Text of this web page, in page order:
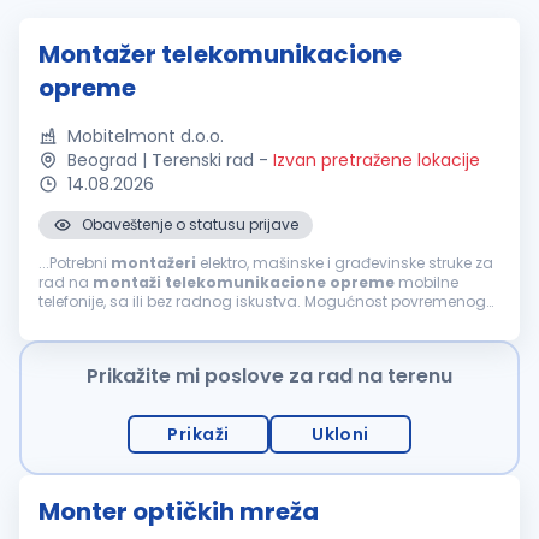
Montažer telekomunikacione
opreme
Mobitelmont d.o.o.
Beograd | Terenski rad - Izvan pretražene lokacije
14.08.2026
Obaveštenje o statusu prijave
...Potrebni montažeri elektro, mašinske i građevinske struke za
rad na montaži telekomunikacione opreme mobilne
telefonije, sa ili bez radnog iskustva. Mogućnost povremenog
stepen)...
Prikažite mi poslove za rad na terenu
Prikaži Ukloni
Monter optičkih mreža